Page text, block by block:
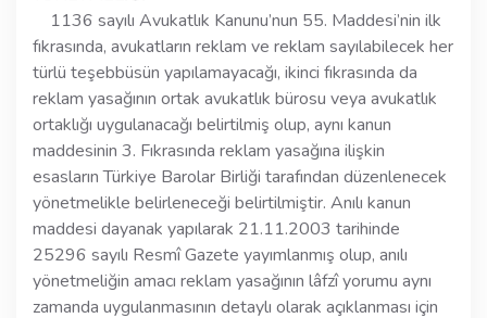
1136 sayılı Avukatlık Kanunu’nun 55. Maddesi’nin ilk
fıkrasında, avukatların reklam ve reklam sayılabilecek her
türlü teşebbüsün yapılamayacağı, ikinci fıkrasında da
reklam yasağının ortak avukatlık bürosu veya avukatlık
ortaklığı uygulanacağı belirtilmiş olup, aynı kanun
maddesinin 3. Fıkrasında reklam yasağına ilişkin
esasların Türkiye Barolar Birliği tarafından düzenlenecek
yönetmelikle belirleneceği belirtilmiştir. Anılı kanun
maddesi dayanak yapılarak 21.11.2003 tarihinde
25296 sayılı Resmî Gazete yayımlanmış olup, anılı
yönetmeliğin amacı reklam yasağının lâfzî yorumu aynı
zamanda uygulanmasının detaylı olarak açıklanması için